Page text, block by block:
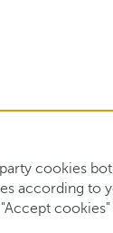
cookies
according to